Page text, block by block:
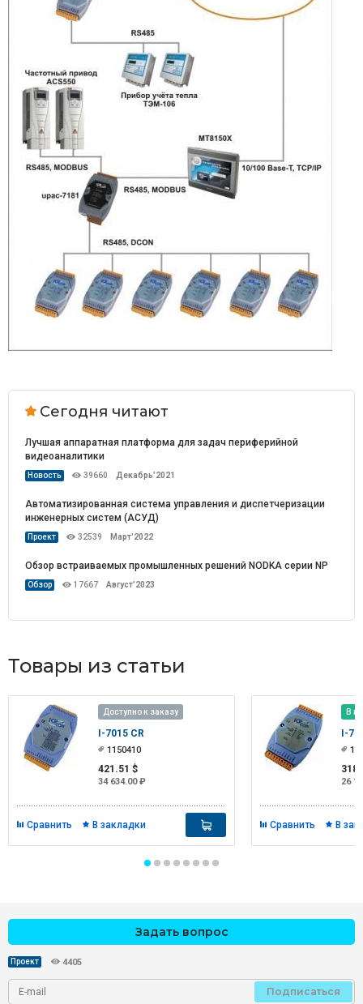
Сегодня читают
Лучшая аппаратная платформа для задач периферийной
видеоаналитики
Новость 39660 Декабрь’2021
Автоматизированная система управления и диспетчеризации
инженерных систем (АСУД)
Проект 32539 Март’2022
Обзор встраиваемых промышленных решений NODKA серии NP
Обзор 17667 Август’2023
Товары из статьи
Доступно к заказу
I-7015 CR
1150410
421.51 $
34 634.00 ₽
Сравнить В закладки
В
I-
26
Сравнить В
Задать вопрос
Проект 4405
Подписаться